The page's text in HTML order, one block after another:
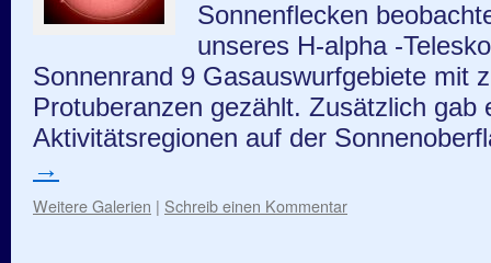
Sonnenflecken
unseres H-alpha -
Sonnenrand 9 Gasauswurfgebiete mit
Protuberanzen gezählt. Zusätzlich gab
Aktivitätsregionen auf der
→
Weitere Galerien | Schreib einen Kommentar